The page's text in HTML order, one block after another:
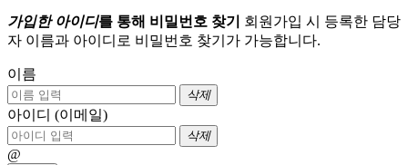
가입한 아이디를 통해 비밀번호 찾기
회원가입 시 등록한 담당
자 이름과 아이디로 비밀번호 찾기가 가능합니다.
이름
삭제
아이디 (이메일)
삭제
@